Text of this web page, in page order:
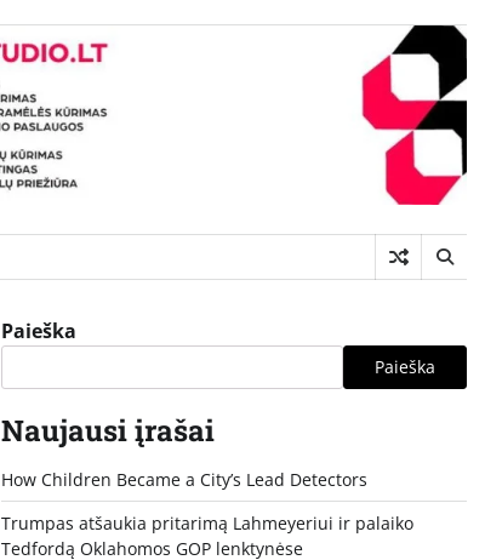
Paieška
Paieška
Naujausi įrašai
How Children Became a City’s Lead Detectors
Trumpas atšaukia pritarimą Lahmeyeriui ir palaiko
Tedfordą Oklahomos GOP lenktynėse